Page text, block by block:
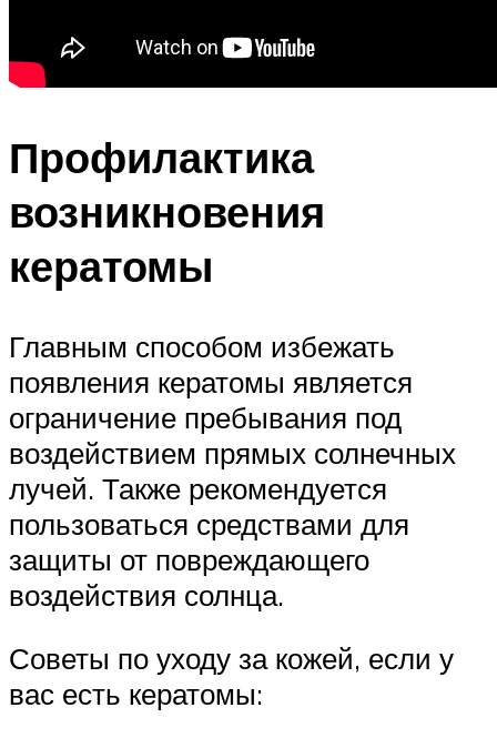
Профилактика
возникновения
кератомы
Главным способом избежать
появления кератомы является
ограничение пребывания под
воздействием прямых солнечных
лучей. Также рекомендуется
пользоваться средствами для
защиты от повреждающего
воздействия солнца.
Советы по уходу за кожей, если у
вас есть кератомы: